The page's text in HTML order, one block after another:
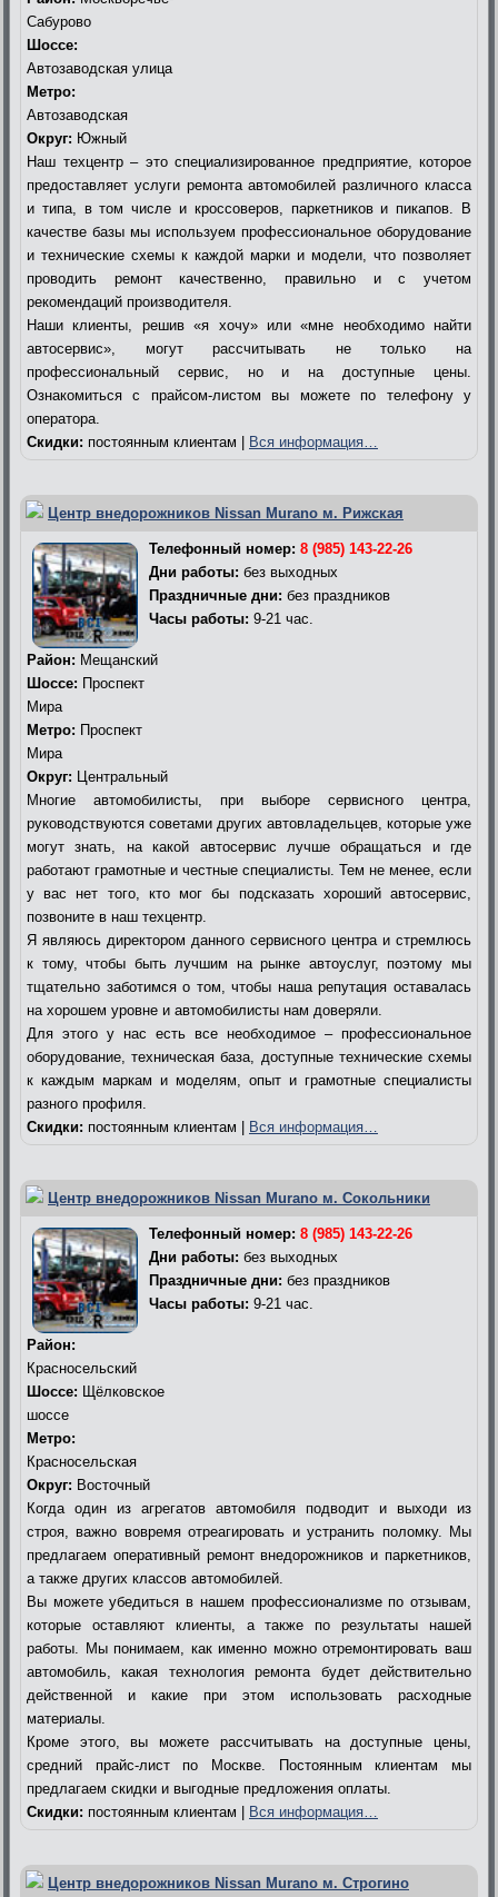
Сабурово
Шоссе:
Автозаводская улица
Метро:
Автозаводская
Округ: Южный
Наш техцентр – это специализированное предприятие, которое
предоставляет услуги ремонта автомобилей различного класса
и типа, в том числе и кроссоверов, паркетников и пикапов. В
качестве базы мы используем профессиональное оборудование
и технические схемы к каждой марки и модели, что позволяет
проводить ремонт качественно, правильно и с учетом
рекомендаций производителя.
Наши клиенты, решив «я хочу» или «мне необходимо найти
автосервис», могут рассчитывать не только на
профессиональный сервис, но и на доступные цены.
Ознакомиться с прайсом-листом вы можете по телефону у
оператора.
Скидки: постоянным клиентам | Вся информация…
Центр внедорожников Nissan Murano м. Рижская
Телефонный номер: 8 (985) 143-22-26
Дни работы: без выходных
Праздничные дни: без праздников
Часы работы: 9-21 час.
Район: Мещанский
Шоссе: Проспект
Мира
Метро: Проспект
Мира
Округ: Центральный
Многие автомобилисты, при выборе сервисного центра,
руководствуются советами других автовладельцев, которые уже
могут знать, на какой автосервис лучше обращаться и где
работают грамотные и честные специалисты. Тем не менее, если
у вас нет того, кто мог бы подсказать хороший автосервис,
позвоните в наш техцентр.
Я являюсь директором данного сервисного центра и стремлюсь
к тому, чтобы быть лучшим на рынке автоуслуг, поэтому мы
тщательно заботимся о том, чтобы наша репутация оставалась
на хорошем уровне и автомобилисты нам доверяли.
Для этого у нас есть все необходимое – профессиональное
оборудование, техническая база, доступные технические схемы
к каждым маркам и моделям, опыт и грамотные специалисты
разного профиля.
Скидки: постоянным клиентам | Вся информация…
Центр внедорожников Nissan Murano м. Сокольники
Телефонный номер: 8 (985) 143-22-26
Дни работы: без выходных
Праздничные дни: без праздников
Часы работы: 9-21 час.
Район:
Красносельский
Шоссе: Щёлковское
шоссе
Метро:
Красносельская
Округ: Восточный
Когда один из агрегатов автомобиля подводит и выходи из
строя, важно вовремя отреагировать и устранить поломку. Мы
предлагаем оперативный ремонт внедорожников и паркетников,
а также других классов автомобилей.
Вы можете убедиться в нашем профессионализме по отзывам,
которые оставляют клиенты, а также по результаты нашей
работы. Мы понимаем, как именно можно отремонтировать ваш
автомобиль, какая технология ремонта будет действительно
действенной и какие при этом использовать расходные
материалы.
Кроме этого, вы можете рассчитывать на доступные цены,
средний прайс-лист по Москве. Постоянным клиентам мы
предлагаем скидки и выгодные предложения оплаты.
Скидки: постоянным клиентам | Вся информация…
Центр внедорожников Nissan Murano м. Строгино